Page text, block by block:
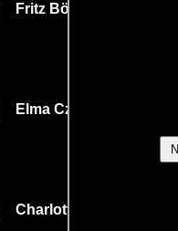
Fritz Böttger
Elma Czell
Charlott Daudert